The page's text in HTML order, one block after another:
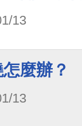
13
麼辦？
13